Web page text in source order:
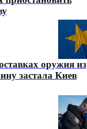
оружия из
застала Киев